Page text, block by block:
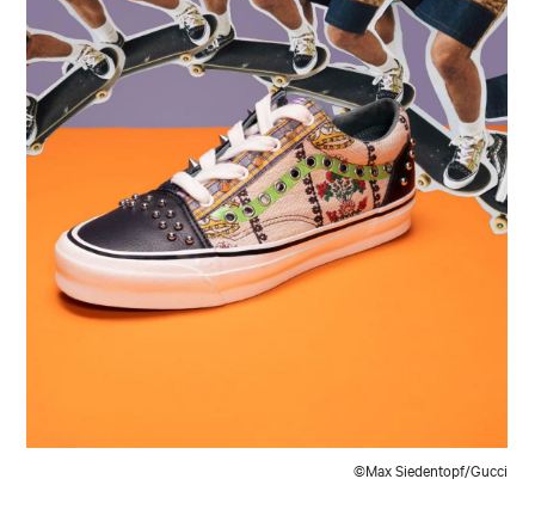
©Max Siedentopf/Gucci